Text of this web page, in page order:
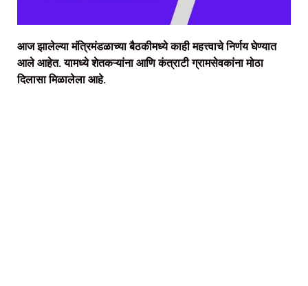
आज झालेल्या मंत्रिमंडळाच्या बैठकीमध्ये काही महत्त्वाचे निर्णय घेण्यात
आले आहेत. यामध्ये शेतकऱ्यांना आणि कंत्राटी ग्रामसेवकांना मोठा
दिलासा मिळालेला आहे.